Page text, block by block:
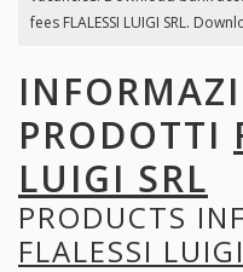
fees FLALESSI LUIGI SRL.
PRODOTTI
LUIGI SRL
PRODUCTS
FLALESSI